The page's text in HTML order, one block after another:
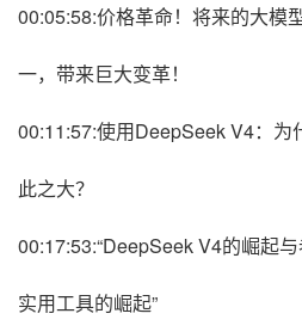
00:05:58:价格革命！将来的大模
一，带来巨大变革！
00:11:57:使用DeepSeek V4：为
此之大？
00:17:53:“DeepSeek V4的崛起
实用工具的崛起”